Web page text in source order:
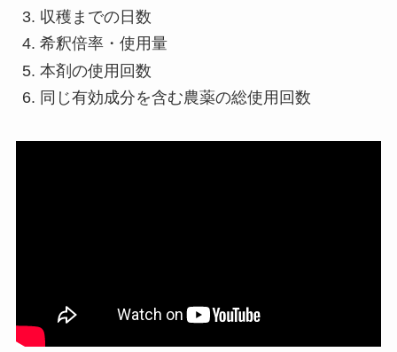
収穫までの日数
希釈倍率・使用量
本剤の使用回数
同じ有効成分を含む農薬の総使用回数